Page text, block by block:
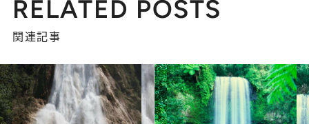
RELATED POSTS
関連記事